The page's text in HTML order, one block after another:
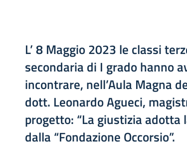
L’ 8 Maggio 2023 le classi
secondaria di I grado hanno
incontrare, nell’Aula Magna
dott. Leonardo Agueci,
progetto: “La giustizia adotta
dalla “Fondazione Occorsio”.